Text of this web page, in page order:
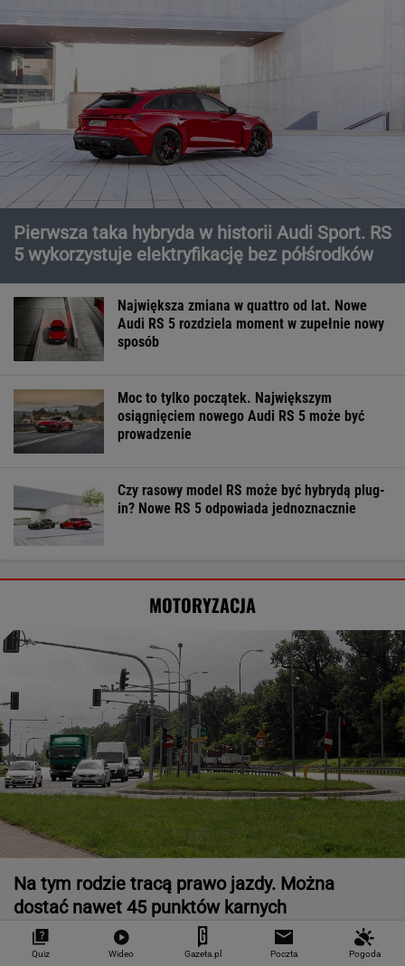
Pierwsza taka hybryda w historii Audi Sport. RS
5 wykorzystuje elektryfikację bez półśrodków
Największa zmiana w quattro od lat. Nowe
Audi RS 5 rozdziela moment w zupełnie nowy
sposób
Moc to tylko początek. Największym
osiągnięciem nowego Audi RS 5 może być
prowadzenie
Czy rasowy model RS może być hybrydą plug-
in? Nowe RS 5 odpowiada jednoznacznie
MOTORYZACJA
Na tym rodzie tracą prawo jazdy. Można
dostać nawet 45 punktów karnych
MOTO NEWS
Quiz Wideo Gazeta.pl Poczta Pogoda